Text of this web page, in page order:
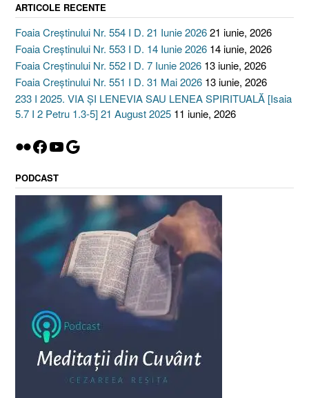
ARTICOLE RECENTE
Foaia Creștinului Nr. 554 I D. 21 Iunie 202621 iunie, 2026
Foaia Creștinului Nr. 553 I D. 14 Iunie 2026 14 iunie, 2026
Foaia Creștinului Nr. 552 I D. 7 Iunie 2026 13 iunie, 2026
Foaia Creștinului Nr. 551 I D. 31 Mai 2026 13 iunie, 2026
233 I 2025. VIA ȘI LENEVIA SAU LENEA SPIRITUALĂ [Isaia
5.7 I 2 Petru 1.3-5] 21 August 2025 11 iunie, 2026
Flickr
Facebook
YouTube
Google
PODCAST